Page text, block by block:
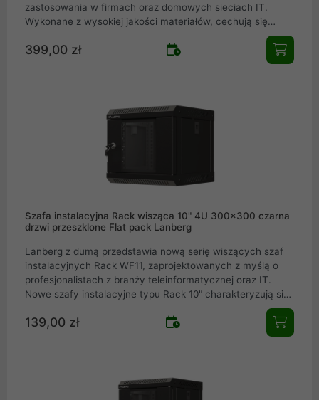
zastosowania w firmach oraz domowych sieciach IT.
Wykonane z wysokiej jakości materiałów, cechują się
oczekiwania nawet najbardziej wymagających
kablami i bezpieczne przechowywanie sprzętu sieciowego.
Szafy rack Lanberg WF01 są idealnym wyborem dla każdej
wytrzymałość i elegancki design, seria WF01 to pewny
wybór dla potrzeb Twojej infrastruktury
399,00 zł
Szafa instalacyjna Rack wisząca 10" 4U 300x300 czarna
drzwi przeszklone Flat pack Lanberg
Lanberg z dumą przedstawia nową serię wiszących szaf
instalacyjnych Rack WF11, zaprojektowanych z myślą o
profesjonalistach z branży teleinformatycznej oraz IT.
Nowe szafy instalacyjne typu Rack 10" charakteryzują się
zarówno w domowych sieciach IT, małych i średnich
firmach, jak i w serwerowniach oraz centrach danych.
zabierania przestrzeni na wyposażenie czy dostęp
139,00 zł